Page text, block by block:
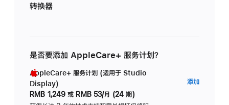
转换器
是否要添加 AppleCare+ 服务计划？
AppleCare+ 服务计划 (适用于 Studio
Display)
RMB 1,249 或 RMB 53/月 (24 期)
添加